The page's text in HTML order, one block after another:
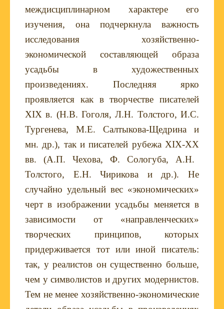
междисциплинарном характере его
изучения, она подчеркнула важность
исследования хозяйственно-
экономической составляющей образа
усадьбы в художественных
произведениях. Последняя ярко
проявляется как в творчестве писателей
XIX в. (Н.В. Гоголя, Л.Н. Толстого, И.С.
Тургенева, М.Е. Салтыкова-Щедрина и
мн. др.), так и писателей рубежа XIX-XX
вв. (А.П. Чехова, Ф. Сологуба, А.Н.
Толстого, Е.Н. Чирикова и др.). Не
случайно удельный вес «экономических»
черт в изображении усадьбы меняется в
зависимости от «направленческих»
творческих принципов, которых
придерживается тот или иной писатель:
так, у реалистов он существенно больше,
чем у символистов и других модернистов.
Тем не менее хозяйственно-экономические